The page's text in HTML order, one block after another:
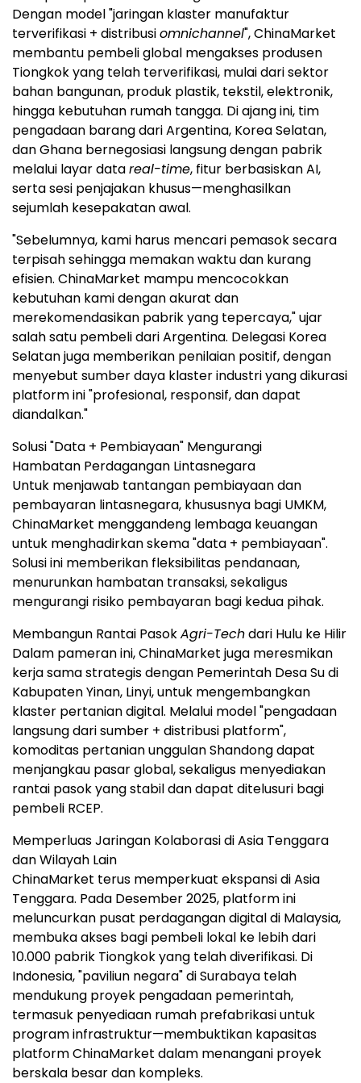
Dengan model "jaringan klaster manufaktur
terverifikasi + distribusiomnichannel", ChinaMarket
membantu pembeli global mengakses produsen
Tiongkok yang telah terverifikasi, mulai dari sektor
bahan bangunan, produk plastik, tekstil, elektronik,
hingga kebutuhan rumah tangga. Di ajang ini, tim
pengadaan barang dari Argentina, Korea Selatan,
dan Ghana bernegosiasi langsung dengan pabrik
melalui layar datareal-time, fitur berbasiskan AI,
serta sesi penjajakan khusus—menghasilkan
sejumlah kesepakatan awal.
"Sebelumnya, kami harus mencari pemasok secara
terpisah sehingga memakan waktu dan kurang
efisien. ChinaMarket mampu mencocokkan
kebutuhan kami dengan akurat dan
merekomendasikan pabrik yang tepercaya," ujar
salah satu pembeli dari Argentina. Delegasi Korea
Selatan juga memberikan penilaian positif, dengan
menyebut sumber daya klaster industri yang dikurasi
platform ini "profesional, responsif, dan dapat
diandalkan."
Solusi "Data + Pembiayaan" Mengurangi
Hambatan Perdagangan Lintasnegara
Untuk menjawab tantangan pembiayaan dan
pembayaran lintasnegara, khususnya bagi UMKM,
ChinaMarket menggandeng lembaga keuangan
untuk menghadirkan skema "data + pembiayaan".
Solusi ini memberikan fleksibilitas pendanaan,
menurunkan hambatan transaksi, sekaligus
mengurangi risiko pembayaran bagi kedua pihak.
Membangun Rantai PasokAgri-Techdari Hulu ke Hilir
Dalam pameran ini, ChinaMarket juga meresmikan
kerja sama strategis dengan Pemerintah Desa Su di
Kabupaten Yinan, Linyi, untuk mengembangkan
klaster pertanian digital. Melalui model "pengadaan
langsung dari sumber + distribusi platform",
komoditas pertanian unggulan Shandong dapat
menjangkau pasar global, sekaligus menyediakan
rantai pasok yang stabil dan dapat ditelusuri bagi
pembeli RCEP.
Memperluas Jaringan Kolaborasi di Asia Tenggara
dan Wilayah Lain
ChinaMarket terus memperkuat ekspansi di Asia
Tenggara. Pada Desember 2025, platform ini
meluncurkan pusat perdagangan digital di Malaysia,
membuka akses bagi pembeli lokal ke lebih dari
10.000 pabrik Tiongkok yang telah diverifikasi. Di
Indonesia, "paviliun negara" di Surabaya telah
mendukung proyek pengadaan pemerintah,
termasuk penyediaan rumah prefabrikasi untuk
program infrastruktur—membuktikan kapasitas
platform ChinaMarket dalam menangani proyek
berskala besar dan kompleks.